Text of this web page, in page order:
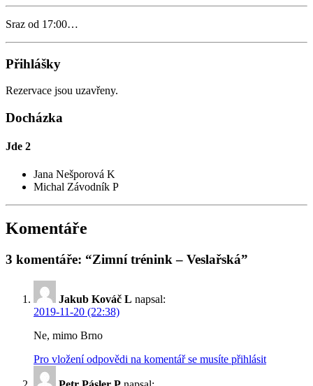
Sraz od 17:00…
Přihlášky
Rezervace jsou uzavřeny.
Docházka
Jde 2
Jana Nešporová K
Michal Závodník P
Komentáře
3 komentáře: “Zimní trénink – Veslařská”
Jakub Kováč L napsal:
2019-11-20 (22:38)
Ne, mimo Brno
Pro vložení odpovědi na komentář se musíte přihlásit